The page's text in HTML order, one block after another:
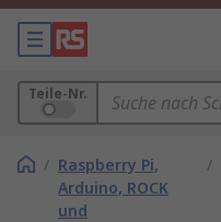
Teile-Nr.
/ Raspberry Pi,
Arduino, ROCK
und
/